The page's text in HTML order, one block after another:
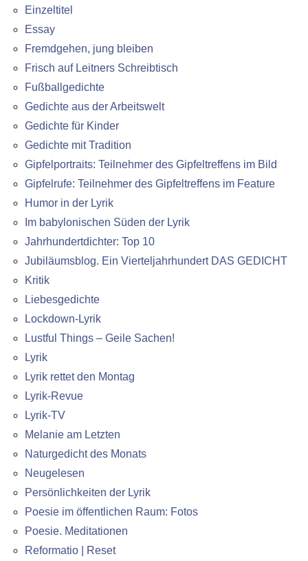
Einzeltitel
Essay
Fremdgehen, jung bleiben
Frisch auf Leitners Schreibtisch
Fußballgedichte
Gedichte aus der Arbeitswelt
Gedichte für Kinder
Gedichte mit Tradition
Gipfelportraits: Teilnehmer des Gipfeltreffens im Bild
Gipfelrufe: Teilnehmer des Gipfeltreffens im Feature
Humor in der Lyrik
Im babylonischen Süden der Lyrik
Jahrhundertdichter: Top 10
Jubiläumsblog. Ein Vierteljahrhundert DAS GEDICHT
Kritik
Liebesgedichte
Lockdown-Lyrik
Lustful Things – Geile Sachen!
Lyrik
Lyrik rettet den Montag
Lyrik-Revue
Lyrik-TV
Melanie am Letzten
Naturgedicht des Monats
Neugelesen
Persönlichkeiten der Lyrik
Poesie im öffentlichen Raum: Fotos
Poesie. Meditationen
Reformatio | Reset